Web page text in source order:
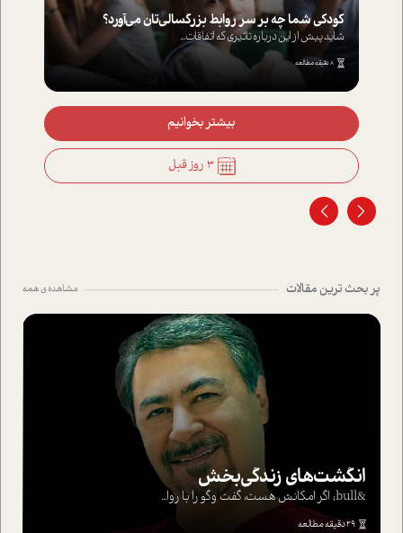
کودکی شما چه بر سر روابط بزرگسالی‌تان می‌آورد؟
شاید پیش از این درباره تاثیری که اتفاقات...
8 دقیقه مطالعه
بیشتر بخوانیم
3 روز قبل
پر بحث ترین مقالات مشاهده ی همه
انگشت‌های‌ زندگی‌بخش
&bull; اگر امکانش هست، گفت وگو را با روا...
29 دقیقه مطالعه